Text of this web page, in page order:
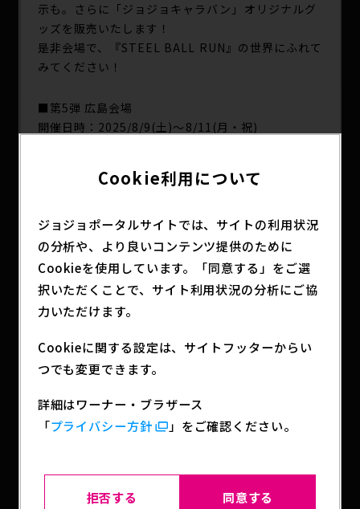
示も。さらに「ジョジョキャラバン」オリジナルグ
ッズを販売いたします！
是非会場で、『STEEL BALL RUN』の世界にふれて
みてください！
■第5弾 広島会場
開催日時：2025/8/9(土)～8/11(月・祝)
開催日時：2025/9/13(土)～9/15(月・祝)
開催場所：イオンモール新利府(宮城県宮城郡利府町
新中道3丁目1-1)
■「JOJOCARAVAN-ジョジョキャラバン-」公式サ
https://jojocaravan.com
https://x.com/jojocaravan
Cookie利用について
ジョジョポータルサイトでは、サイトの利用状況
の分析や、より良いコンテンツ提供のために
Cookieを使用しています。「同意する」をご選
択いただくことで、サイト利用状況の分析にご協
力いただけます。
Cookieに関する設定は、サイトフッターからい
つでも変更できます。
詳細はワーナー・ブラザース
「プライバシー方針 」をご確認ください。
拒否する 同意する